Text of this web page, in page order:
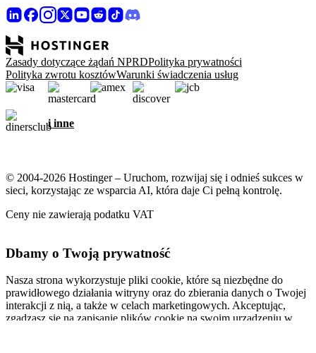
Zasady dotyczące żądań NPRDPolityka prywatności
Polityka zwrotu kosztówWarunki świadczenia usług
i inne
© 2004-2026 Hostinger – Uruchom, rozwijaj się i odnieś sukces w
sieci, korzystając ze wsparcia AI, która daje Ci pełną kontrolę.
Ceny nie zawierają podatku VAT
Dbamy o Twoją prywatność
Nasza strona wykorzystuje pliki cookie, które są niezbędne do
prawidłowego działania witryny oraz do zbierania danych o Twojej
interakcji z nią, a także w celach marketingowych. Akceptując,
zgadzasz się na zapisanie plików cookie na swoim urządzeniu w